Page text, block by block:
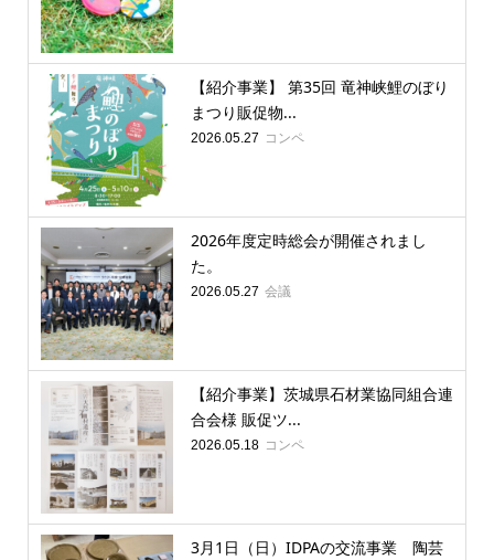
【紹介事業】 第35回 竜神峡鯉のぼり
まつり販促物...
2026.05.27 コンペ
2026年度定時総会が開催されまし
た。
2026.05.27 会議
【紹介事業】茨城県石材業協同組合連
合会様 販促ツ...
2026.05.18 コンペ
3月1日（日）IDPAの交流事業 陶芸